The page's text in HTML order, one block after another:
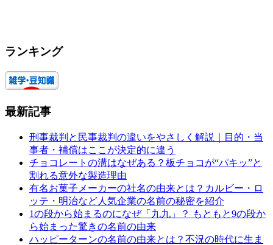
ランキング
最新記事
刑事裁判と民事裁判の違いをやさしく解説｜目的・当
事者・補償はここが決定的に違う
チョコレートの溝はなぜある？板チョコが“パキッ”と
割れる意外な製造理由
有名お菓子メーカーの社名の由来とは？カルビー・ロ
ッテ・明治など人気企業の名前の秘密を紹介
1の段から始まるのになぜ「九九」？ もともと9の段か
ら始まった驚きの名前の由来
ハッピーターンの名前の由来とは？不況の時代に生ま